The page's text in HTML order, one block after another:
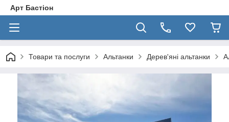
Арт Бастіон
Товари та послуги Альтанки Дерев'яні альтанки